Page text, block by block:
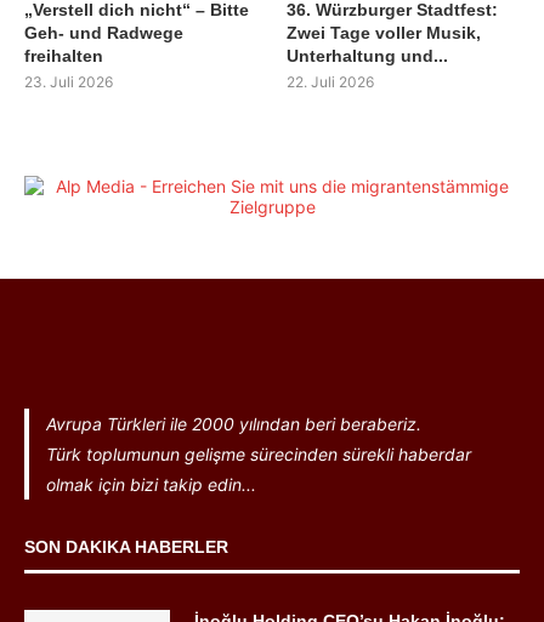
„Verstell dich nicht“ – Bitte
Geh- und Radwege
freihalten
23. Juli 2026
36. Würzburger Stadtfest:
Zwei Tage voller Musik,
Unterhaltung und...
22. Juli 2026
Avrupa Türkleri ile 2000 yılından beri beraberiz.
Türk toplumunun gelişme sürecinden sürekli haberdar
olmak için bizi takip edin...
SON DAKIKA HABERLER